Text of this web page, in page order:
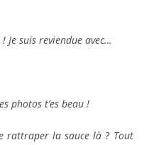
Je suis reviendue avec…
photos t’es beau !
rattraper la sauce là ? Tout